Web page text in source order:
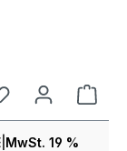
MwSt. 19 %